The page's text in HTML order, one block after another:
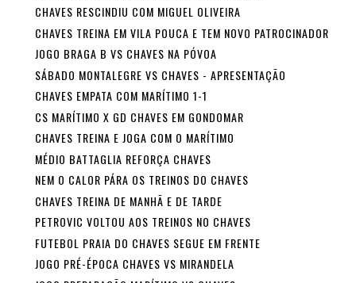
CHAVES RESCINDIU COM MIGUEL OLIVEIRA
CHAVES TREINA EM VILA POUCA E TEM NOVO PATROCINADOR
JOGO BRAGA B VS CHAVES NA PÓVOA
SÁBADO MONTALEGRE VS CHAVES - APRESENTAÇÃO
CHAVES EMPATA COM MARÍTIMO 1-1
CS MARÍTIMO X GD CHAVES EM GONDOMAR
CHAVES TREINA E JOGA COM O MARÍTIMO
MÉDIO BATTAGLIA REFORÇA CHAVES
NEM O CALOR PÁRA OS TREINOS DO CHAVES
CHAVES TREINA DE MANHÃ E DE TARDE
PETROVIC VOLTOU AOS TREINOS NO CHAVES
FUTEBOL PRAIA DO CHAVES SEGUE EM FRENTE
JOGO PRÉ-ÉPOCA CHAVES VS MIRANDELA